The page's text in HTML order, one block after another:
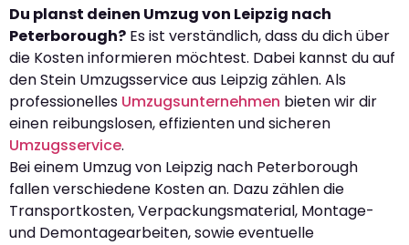
Du planst deinen Umzug von Leipzig nach
Peterborough? Es ist verständlich, dass du dich über
die Kosten informieren möchtest. Dabei kannst du auf
den Stein Umzugsservice aus Leipzig zählen. Als
professionelles Umzugsunternehmen bieten wir dir
einen reibungslosen, effizienten und sicheren
Umzugsservice.
Bei einem Umzug von Leipzig nach Peterborough
fallen verschiedene Kosten an. Dazu zählen die
Transportkosten, Verpackungsmaterial, Montage-
und Demontagearbeiten, sowie eventuelle